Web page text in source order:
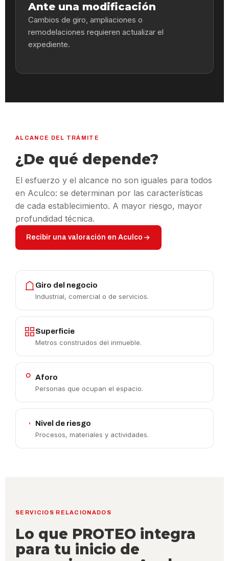
Ante una modificación
Cambios de giro, ampliaciones o
remodelaciones requieren actualizar el
expediente.
ALCANCE DEL TRÁMITE
¿De qué depende?
El esfuerzo y el alcance no son iguales para todos
en Aculco: se determinan por las características
de cada establecimiento. A mayor riesgo, mayor
profundidad técnica.
Recibir una valoración en Aculco
Giro del negocio
Industrial, comercial o de servicios.
Superficie
Metros construidos del inmueble.
Aforo
Personas que ocupan el espacio.
Nivel de riesgo
Procesos, materiales y actividades.
SERVICIOS RELACIONADOS
Lo que PROTEO integra
para tu inicio de